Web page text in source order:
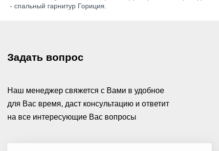
- спальный гарнитур Гориция.
Задать вопрос
Наш менеджер свяжется с Вами в удобное
для Вас время, даст консультацию и ответит
на все интересующие Вас вопросы